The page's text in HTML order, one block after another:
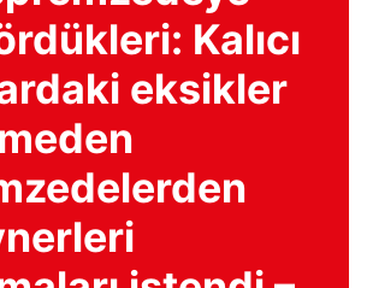
Kalıcı
eksikler